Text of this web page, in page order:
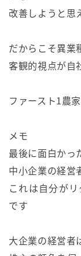
改善しようと思
だからこそ異業
客観的視点が自
ファースト1農
メモ
最後に面白かっ
中小企業の経営
これは自分が
です
大企業の経営者